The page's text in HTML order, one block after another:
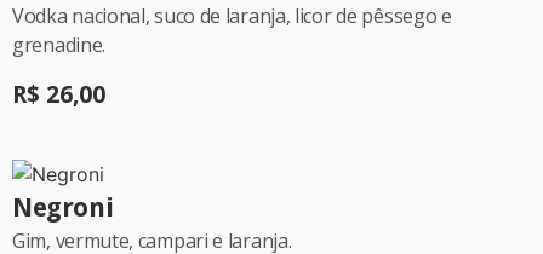
Vodka nacional, suco de laranja, licor de pêssego e
grenadine.
R$ 26,00
Negroni
Gim, vermute, campari e laranja.